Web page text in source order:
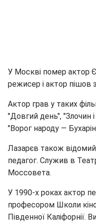
У Москві помер актор
режисер і актор пішов
Актор грав у таких
"Довгий день", "Злочин
"Ворог народу —
Лазарєв також
педагог. Служив в
Моссовета.
У 1990-х роках актор
професором Школи
Південної Каліфорнії.